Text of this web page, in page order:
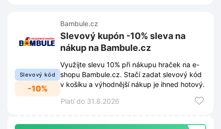
Slevový kód
-10%
Bambule.cz
Slevový kupón -10% sleva na
nákup na Bambule.cz
Využijte slevu 10% při nákupu hraček na e-
shopu Bambule.cz. Stačí zadat slevový kód
v košíku a výhodnější nákup je ihned hotový.
Platí do 31.8.2026